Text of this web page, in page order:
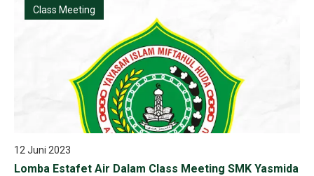
Class Meeting
12 Juni 2023
Lomba Estafet Air Dalam Class Meeting SMK Yasmida